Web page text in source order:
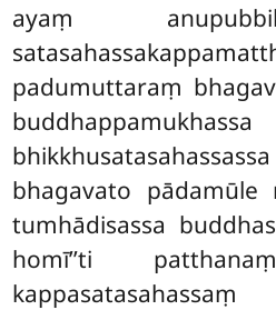
ayaṃ
padumuttaraṃ
buddhappamukhassa
bhagavato pādamūle
tumhādisassa
homī’’ti